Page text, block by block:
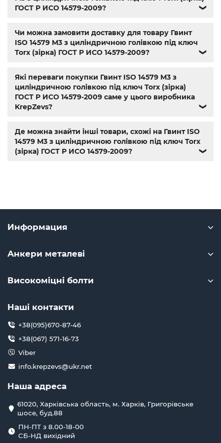
гайки и болты ,болты харьков
крепежные изделия,купить винты,болты киев,болты
нержавейка,болты с гайкой,болт нержавійка ,купить
болт м8,болт м8 нержавейка,купить болт м 10
купить
ГОСТ Р ИСО 14579-2009?
❯
Чи можна замовити доставку для товару Гвинт
ISO 14579 М3 з циліндричною голівкою під ключ
Torx (зірка) ГОСТ Р ИСО 14579-2009?
❯
Які переваги покупки Гвинт ISO 14579 М3 з
циліндричною голівкою під ключ Torx (зірка)
ГОСТ Р ИСО 14579-2009 саме у цього виробника
KrepZevs?
❯
Де можна знайти інші товари, схожі на Гвинт ISO
14579 М3 з циліндричною голівкою під ключ Torx
(зірка) ГОСТ Р ИСО 14579-2009?
❯
Информация
Анкери металеві
Високоміцні болти
Наші контакти
+38(095)670-87-46
+38(067) 571-16-73
Viber
info.krepzevs@ukr.net
Наша адреса
61020, Харківська область, м. Харків, Григорівське
шосе, буд.88
ПН-ПТ з 8.00-18-00
СБ-НД вихідний